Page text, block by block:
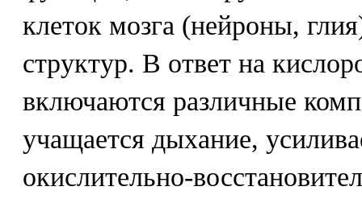
клеток мозга (нейроны,
структур. В ответ на
включаются различные
учащается дыхание,
окислительно-